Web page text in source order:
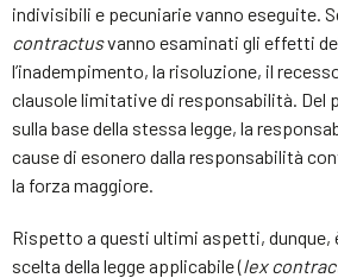
indivisibili e pecuniarie vanno eseguite.
contractusvanno esaminati gli effetti
l’inadempimento, la risoluzione, il
clausole limitative di responsabilità. Del
sulla base della stessa legge, la
cause di esonero dalla responsabilità
la forza maggiore.
Rispetto a questi ultimi aspetti, dunque,
scelta della legge applicabile (lex